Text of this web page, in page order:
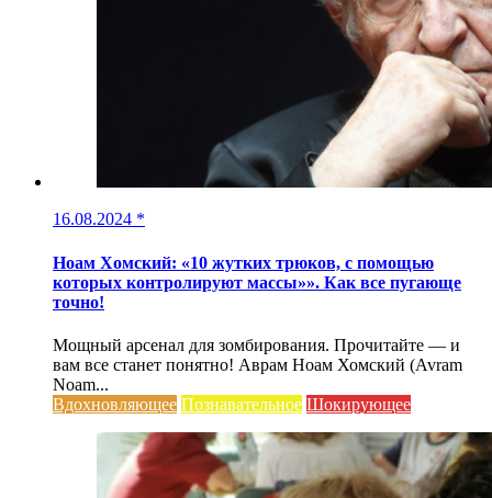
16.08.2024 *
Ноам Хомский: «10 жутких трюков, с помощью
которых контролируют массы»». Как все пугающе
точно!
Мощный арсенал для зомбирования. Прочитайте — и
вам все станет понятно! Аврам Ноам Хомский (Avram
Noam...
Вдохновляющее Познавательное Шокирующее